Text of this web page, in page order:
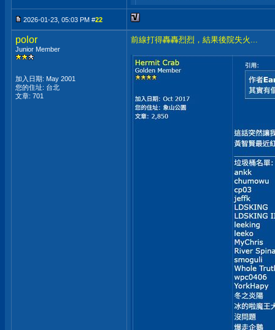
2026-01-23, 05:03 PM #22
polor
Junior Member
加入日期: May 2001
您的住址: 台北
文章: 701
前線打得轟轟烈烈，結果後院失火...